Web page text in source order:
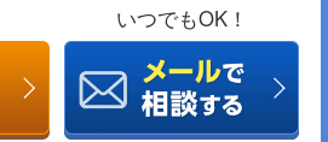
いつでもOK！